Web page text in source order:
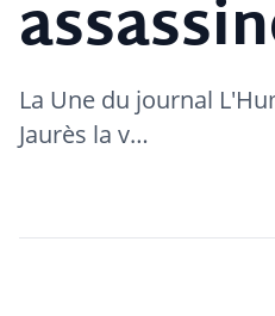
La Une du journal
Jaurès la v…